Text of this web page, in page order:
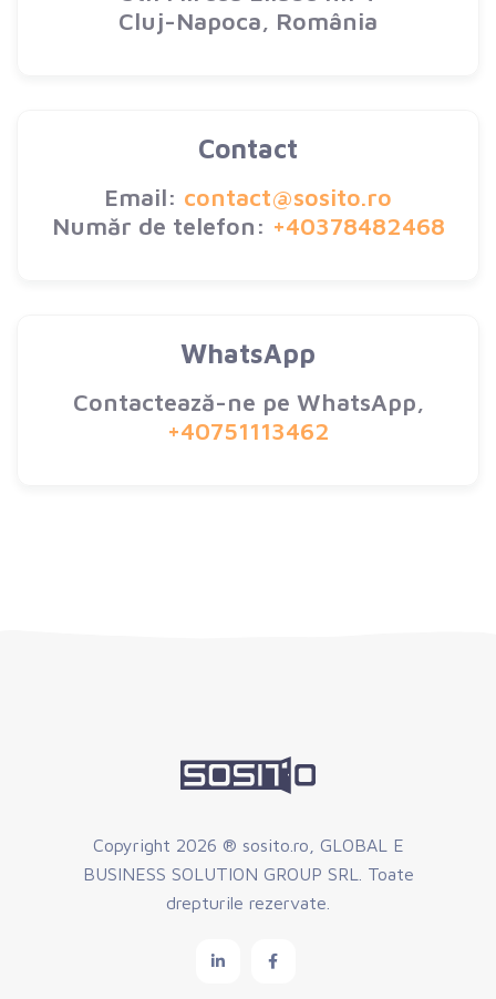
Cluj-Napoca, România
Contact
Email: contact@sosito.ro
Număr de telefon: +40378482468
WhatsApp
Contactează-ne pe WhatsApp,
+40751113462
Copyright 2026 ® sosito.ro, GLOBAL E
BUSINESS SOLUTION GROUP SRL. Toate
drepturile rezervate.